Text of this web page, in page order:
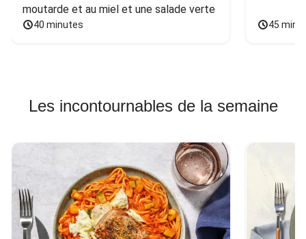
moutarde et au miel et une salade verte
40 minutes 45
Les incontournables de la semaine